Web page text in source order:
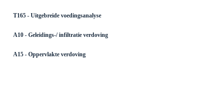
T165 - Uitgebreide voedingsanalyse
A10 - Geleidings-/ infiltratie verdoving
A15 - Oppervlakte verdoving